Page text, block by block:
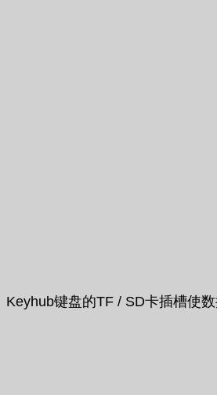
Keyhub键盘的TF / SD卡插槽使